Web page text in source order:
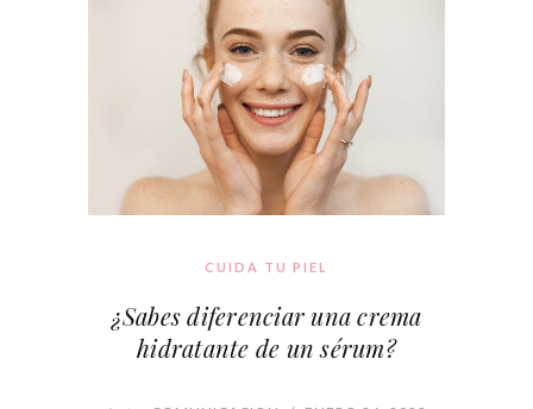
CUIDA TU PIEL
¿Sabes diferenciar una crema
hidratante de un sérum?